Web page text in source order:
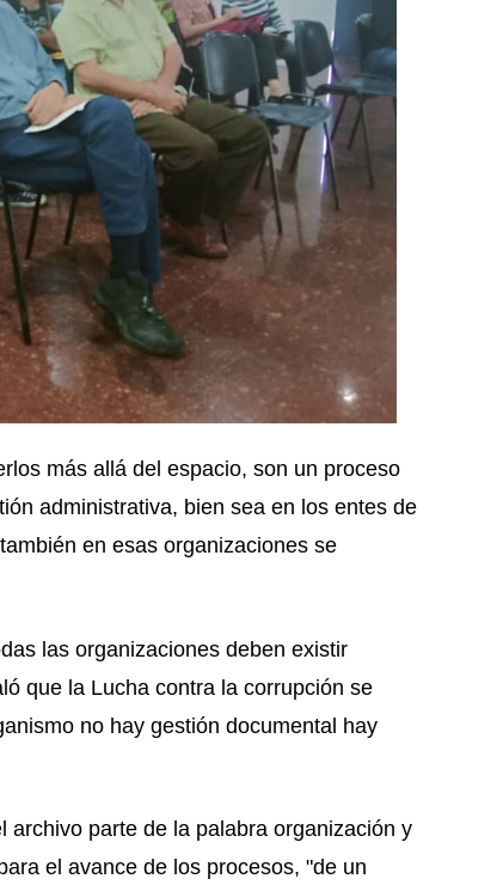
más allá del espacio, son un proceso
administrativa, bien sea en los entes de
en esas organizaciones se
las organizaciones deben existir
que la Lucha contra la corrupción se
no hay gestión documental hay
parte de la palabra organización y
el avance de los procesos, "de un